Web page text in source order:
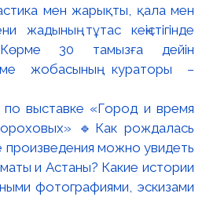
мен жарықты, қала мен
тұтас кеңістігінде
30 тамызға дейін
жобасының кураторы –